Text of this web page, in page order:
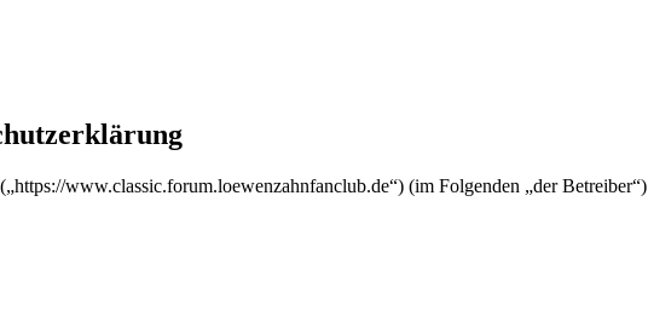
www.classic.forum.loewenzahnfanclub.de“) (im Folgenden „der